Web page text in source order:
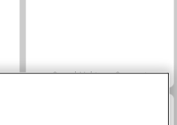
Grand Mahjong Connect